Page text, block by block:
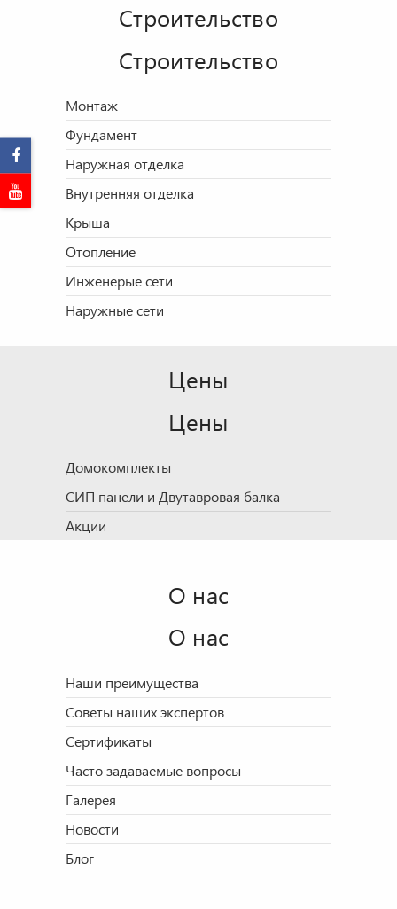
Строительство
Строительство
Монтаж
Фундамент
Наружная отделка
Внутренняя отделка
Крыша
Отопление
Инженерые сети
Наружные сети
Цены
Цены
Домокомплекты
СИП панели и Двутавровая балка
Акции
О нас
О нас
Наши преимущества
Советы наших экспертов
Сертификаты
Часто задаваемые вопросы
Галерея
Новости
Блог